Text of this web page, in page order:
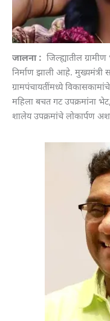
जालना : जिल्ह्यातील
निर्माण झाली आहे. मुख्यमंत्री
ग्रामपंचायतींमध्ये
महिला बचत गट उपक्रमांना
शालेय उपक्रमांचे लोकार्पण